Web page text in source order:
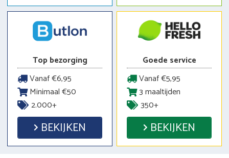
Top bezorging
Vanaf €6,95
Minimaal €50
2.000+
BEKIJKEN
Goede service
Vanaf €5,95
3 maaltijden
350+
BEKIJKEN